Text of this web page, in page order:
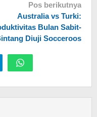
Pos berikutnya
Australia vs Turki:
Bulan Sabit-
Diuji Socceroos